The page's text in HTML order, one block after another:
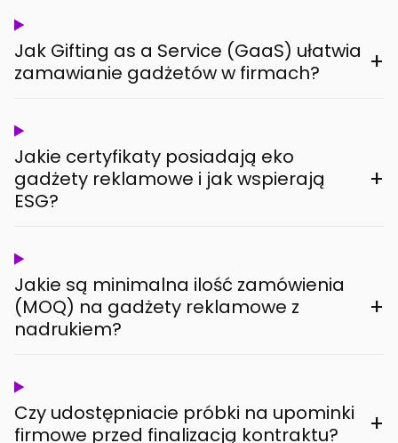
Jak Gifting as a Service (GaaS) ułatwia
zamawianie gadżetów w firmach?
+
Jakie certyfikaty posiadają eko
gadżety reklamowe i jak wspierają
ESG?
+
Jakie są minimalna ilość zamówienia
(MOQ) na gadżety reklamowe z
nadrukiem?
+
Czy udostępniacie próbki na upominki
firmowe przed finalizacją kontraktu?
+